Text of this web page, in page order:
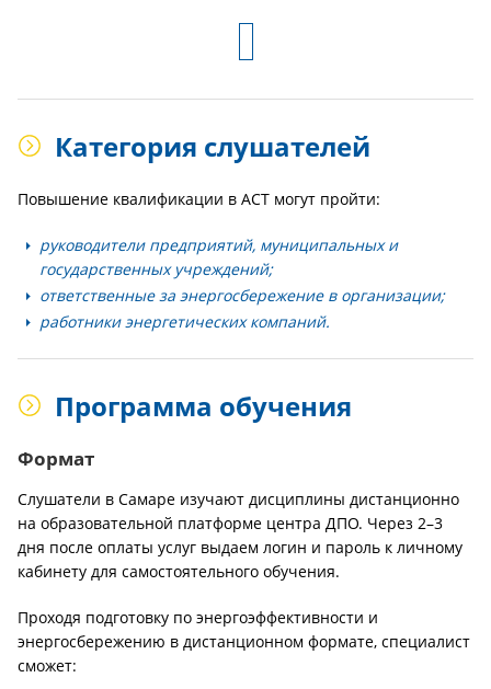
Категория слушателей
Повышение квалификации в АСТ могут пройти:
руководители предприятий, муниципальных и
государственных учреждений;
ответственные за энергосбережение в организации;
работники энергетических компаний.
Программа обучения
Формат
Слушатели в Самаре изучают дисциплины дистанционно
на образовательной платформе центра ДПО. Через 2–3
дня после оплаты услуг выдаем логин и пароль к личному
кабинету для самостоятельного обучения.
Проходя подготовку по энергоэффективности и
энергосбережению в дистанционном формате, специалист
сможет: